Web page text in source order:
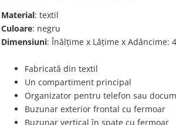
Material: textil
Culoare: negru
Dimensiuni: Înălțime x Lățime x Adâncime:
Fabricată din textil
Un compartiment principal
Organizator pentru telefon sau
Buzunar exterior frontal cu fermoar
Buzunar vertical în spate cu fermoar